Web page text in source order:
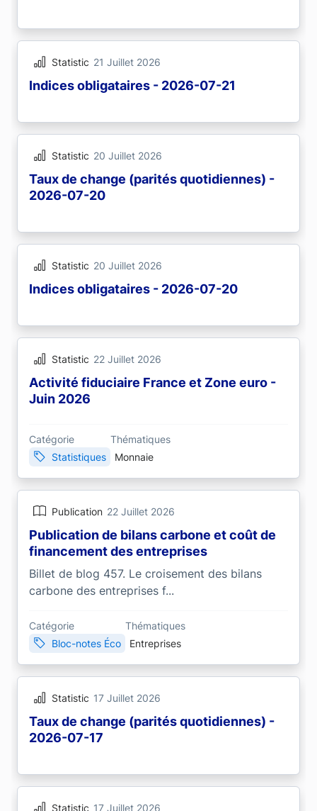
Statistic 21 Juillet 2026
Indices obligataires - 2026-07-21
Statistic 20 Juillet 2026
Taux de change (parités quotidiennes) -
2026-07-20
Statistic 20 Juillet 2026
Indices obligataires - 2026-07-20
Statistic 22 Juillet 2026
Activité fiduciaire France et Zone euro -
Juin 2026
Catégorie
Statistiques
Thématiques
Monnaie
Publication 22 Juillet 2026
Publication de bilans carbone et coût de
financement des entreprises
Billet de blog 457. Le croisement des bilans
carbone des entreprises f...
Catégorie
Bloc-notes Éco
Thématiques
Entreprises
Statistic 17 Juillet 2026
Taux de change (parités quotidiennes) -
2026-07-17
Statistic 17 Juillet 2026